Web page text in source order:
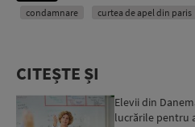
condamnare curtea de apel din paris
CITEȘTE ȘI
Elevii din
lucrările pentru